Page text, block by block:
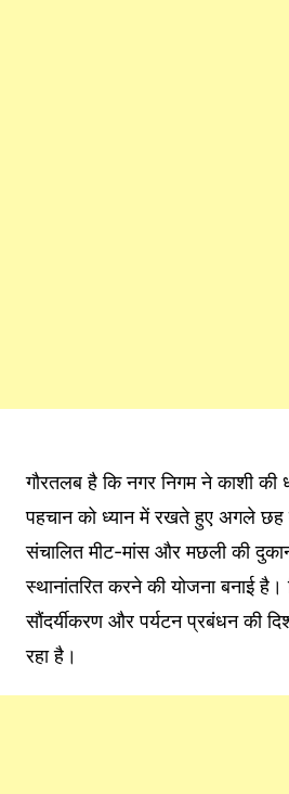
गौरतलब है कि नगर निगम ने काशी की
पहचान को ध्यान में रखते हुए अगले छह
संचालित मीट-मांस और मछली की
स्थानांतरित करने की योजना बनाई
सौंदर्यीकरण और पर्यटन प्रबंधन की
रहा है।